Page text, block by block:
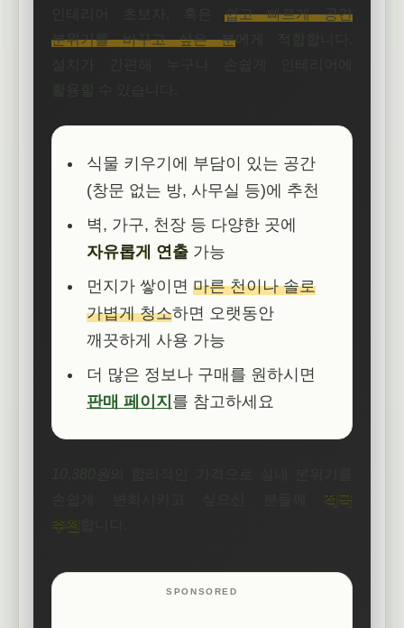
인테리어 초보자, 혹은쉽고 빠르게 공간
분위기를 바꾸고 싶은 분에게 적합합니다.
식물 키우기에 부담이 있는 공간
(창문 없는 방, 사무실 등)에 추천
벽, 가구, 천장 등 다양한 곳에
자유롭게 연출 가능
먼지가 쌓이면 마른 천이나 솔로
가볍게 청소하면 오랫동안
깨끗하게 사용 가능
더 많은 정보나 구매를 원하시면
판매 페이지 를 참고하세요
적극
추천